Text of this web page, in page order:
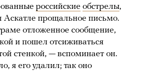
российские обстрелы,
прощальное письмо.
отложенное сообщение,
и пошел отсиживаться
стенкой, — вспоминает он.
я его удалил; так оно